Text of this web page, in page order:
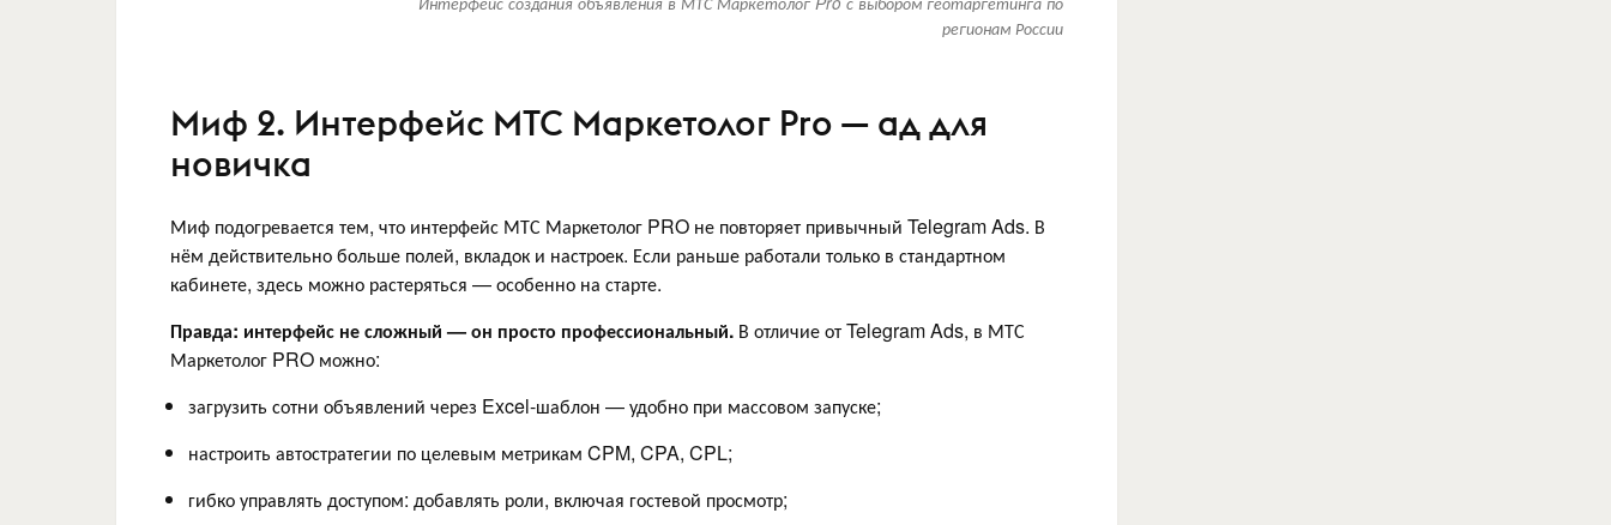
регионам России
Миф 2. Интерфейс МТС Маркетолог Pro — ад для
новичка
Миф подогревается тем, что интерфейс МТС Маркетолог PRO не повторяет привычный Telegram Ads. В
нём действительно больше полей, вкладок и настроек. Если раньше работали только в стандартном
кабинете, здесь можно растеряться — особенно на старте.
Правда: интерфейс не сложный — он просто профессиональный. В отличие от Telegram Ads, в МТС
Маркетолог PRO можно:
загрузить сотни объявлений через Excel-шаблон — удобно при массовом запуске;
настроить автостратегии по целевым метрикам CPM, CPA, CPL;
гибко управлять доступом: добавлять роли, включая гостевой просмотр;